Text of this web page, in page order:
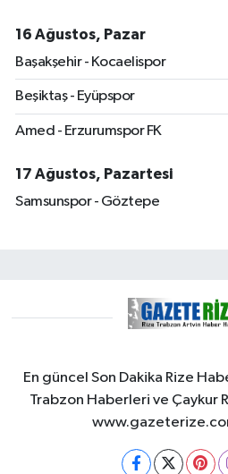
16 Ağustos, Pazar
Başakşehir - Kocaelispor
Beşiktaş - Eyüpspor
Amed - Erzurumspor FK
17 Ağustos, Pazartesi
Samsunspor - Göztepe
En güncel Son Dakika Rize
Trabzon Haberleri ve Çaykur